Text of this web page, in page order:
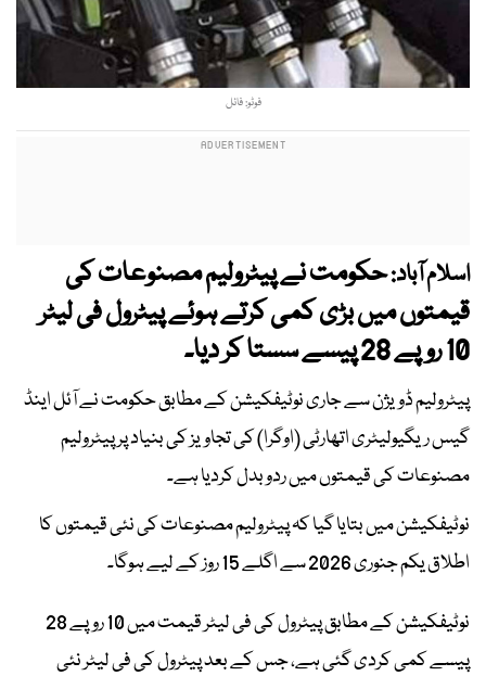
فوٹو: فائل
اسلام آباد:حکومت نے پیٹرولیم مصنوعات کی
قیمتوں میں بڑی کمی کرتے ہوئے پیٹرول فی لیٹر
10 روپے 28 پیسے سستا کر دیا۔
پیٹرولیم ڈویژن سے جاری نوٹیفکیشن کے مطابق حکومت نے آئل اینڈ
گیس ریگیولیٹری اتھارٹی (اوگرا) کی تجاویز کی بنیاد پر پیٹرولیم
مصنوعات کی قیمتوں میں ردوبدل کردیا ہے۔
نوٹیفکیشن میں بتایا گیا کہ پیٹرولیم مصنوعات کی نئی قیمتوں کا
اطلاق یکم جنوری 2026 سے اگلے 15 روز کے لیے ہوگا۔
نوٹیفکیشن کے مطابق پیٹرول کی فی لیٹر قیمت میں 10 روپے 28
پیسے کمی کردی گئی ہے، جس کے بعد پیٹرول کی فی لیٹر نئی